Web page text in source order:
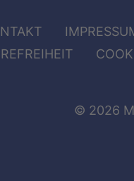
© 2026